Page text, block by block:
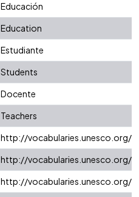
Educación
Education
Estudiante
Students
Docente
Teachers
http://vocabularies.unesco.org/
http://vocabularies.unesco.org/
http://vocabularies.unesco.org/